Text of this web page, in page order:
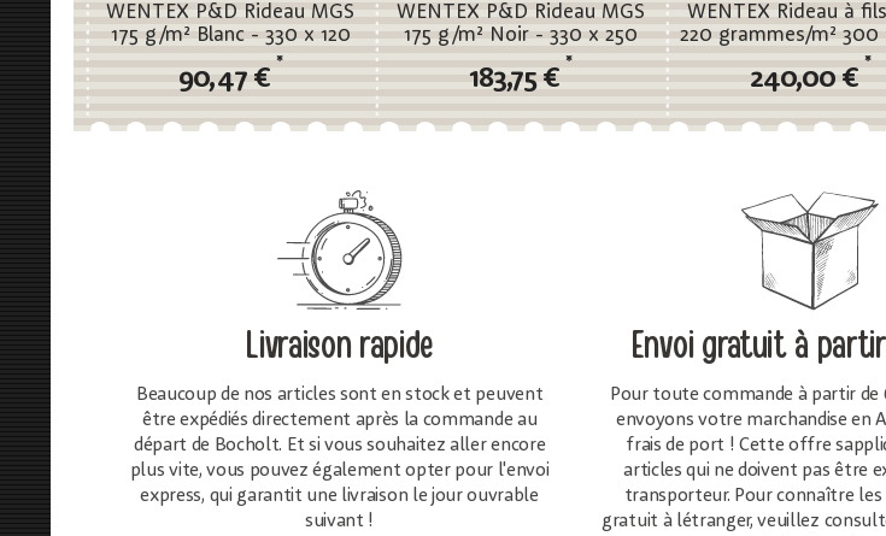
WENTEX P&D Rideau MGS
175 g/m² Blanc - 330 x 120
cm (L x H) - plissé
90,47 €
*
WENTEX P&D Rideau MGS
175 g/m² Noir - 330 x 250
cm (L x H) - plissé
183,75 €
*
WENTEX Rideau à
220 grammes/m² 300
cm (L x H) - non
240,00 €
*
Livraison rapide
Beaucoup de nos articles sont en stock et peuvent
être expédiés directement après la commande au
départ de Bocholt. Et si vous souhaitez aller encore
plus vite, vous pouvez également opter pour l'envoi
express, qui garantit une livraison le jour ouvrable
suivant !
Envoi gratuità
Pour toute commande à partir de
envoyons votre marchandise en
frais de port ! Cette offre
articles qui ne doivent pas être
transporteur. Pour connaître les
gratuit à létranger, veuillez